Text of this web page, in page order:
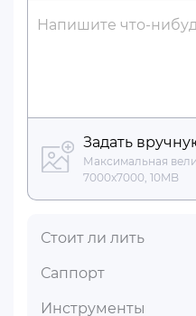
Стоит ли лить
Саппорт
Инструменты
Напишите что-
Задать
Максимальная
7000x7000, 10MB